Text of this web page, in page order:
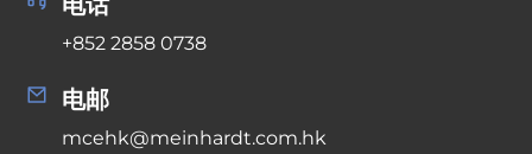
+852 2858 0738
电邮
mcehk@meinhardt.com.hk